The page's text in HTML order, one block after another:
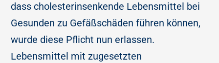
dass cholesterinsenkende Lebensmittel bei
Gesunden zu Gefäßschäden führen können,
wurde diese Pflicht nun erlassen.
Lebensmittel mit zugesetzten